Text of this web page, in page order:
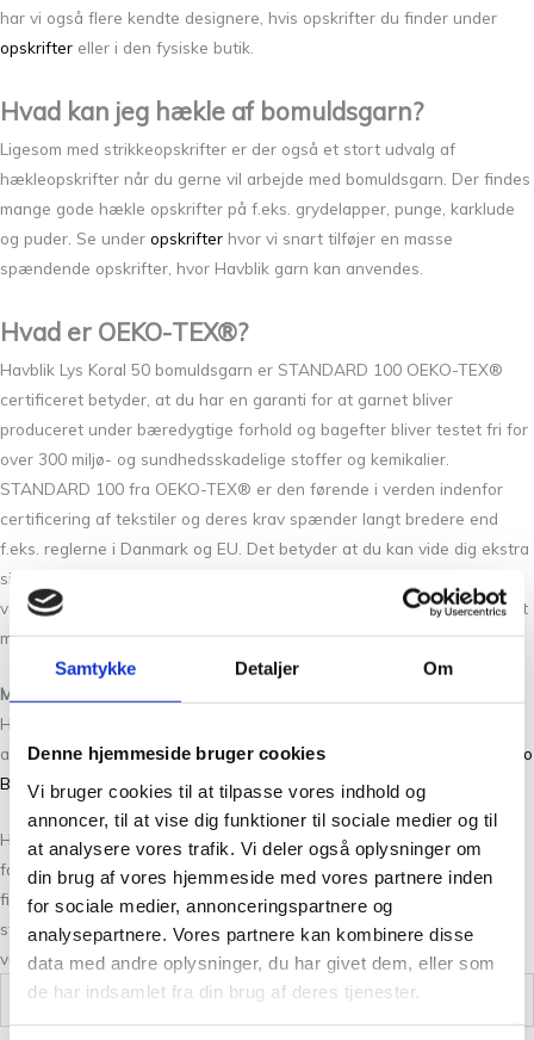
Samtykke Detaljer Om
Denne hjemmeside bruger cookies
Vi bruger cookies til at tilpasse vores indhold og
annoncer, til at vise dig funktioner til sociale medier og til
at analysere vores trafik. Vi deler også oplysninger om
din brug af vores hjemmeside med vores partnere inden
for sociale medier, annonceringspartnere og
analysepartnere. Vores partnere kan kombinere disse
data med andre oplysninger, du har givet dem, eller som
de har indsamlet fra din brug af deres tjenester.
har vi også flere kendte designere, hvis opskrifter du finder under
opskrifter eller i den fysiske butik.
Hvad kan jeg hækle af bomuldsgarn?
Ligesom med strikkeopskrifter er der også et stort udvalg af
hækleopskrifter når du gerne vil arbejde med bomuldsgarn. Der findes
mange gode hækle opskrifter på f.eks. grydelapper, punge, karklude
og puder. Se under opskrifter hvor vi snart tilføjer en masse
spændende opskrifter, hvor Havblik garn kan anvendes.
Hvad er OEKO-TEX®?
Havblik Lys Koral 50 bomuldsgarn er STANDARD 100 OEKO-TEX®
certificeret betyder, at du har en garanti for at garnet bliver
produceret under bæredygtige forhold og bagefter bliver testet fri for
over 300 miljø- og sundhedsskadelige stoffer og kemikalier.
STANDARD 100 fra OEKO-TEX® er den førende i verden indenfor
certificering af tekstiler og deres krav spænder langt bredere end
f.eks. reglerne i Danmark og EU. Det betyder at du kan vide dig ekstra
sikker hvis du shopper med en dagsorden hvor klima og økologi
vægter højst. Havblik bomuldsgarn er altså ikke bare blødt og lækkert
men også produceret under bæredygtige forhold.
Mere fra Tante Grøn CPH
Hvis du er glad for Havblik, så vil du måske også syntes om vores
andre eksklusive garner fra Tante Grøn CPH:
Bio
Blomsterfrø
Silkeblomst
Hos Tante Grøn CPH har vi et stort udvalg af garner i mange skønne
farver. Så hvis du vil have syn for sagen og mærke garnet mellem
fingrene, så kom forbi vores butik på Christian Winthers Vej 2. Vi
stræber altid efter en personlig og nøje vejledning så du er på sikker
vej med dine fremtidige strikkeeventyr.
Vægt 0,100 kg